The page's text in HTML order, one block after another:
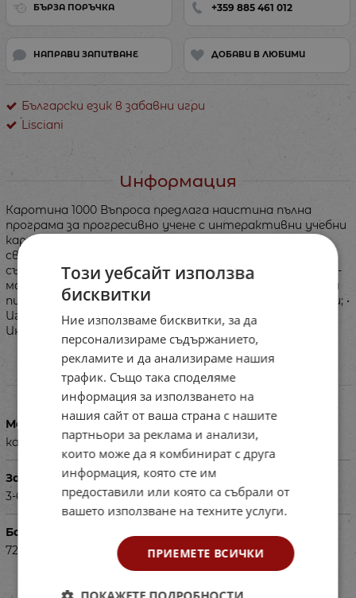
БЪРЗА ПОРЪЧКА +359 885 461 012
НАПРАВИ ЗАПИТВАНЕ ДОБАВИ В ЛЮБИМИ
Български език в забавни игри
Lisciani
Информация
Каротина 1000 Въпроса предлага наистина пълна
програма за прогресивно учене с интерактивни учебни
карти. Когато отговориш правилно, писалката
светва и те награждава с весели възгласи. Кутията
съдържа и забавна игра на „Гъската“, подходяща за по-
малките деца. Комплектът включва: • Интерактивна
писалка Каротина; • 47 учебни карти с 94 активности; •
Игра на „Гъската“; • 4 фигурки; • Спинър със стрелка; •
Инструкции. Батерии: 2 x LR44 (включени).
Характеристики
Материал
картон, пластмаса
За деца на възраст
3-6г.
Баркод (ISBN, UPC, др.)
727349363
Този уебсайт използва
бисквитки
Ние използваме бисквитки, за да
персонализираме съдържанието,
рекламите и да анализираме нашия
трафик. Също така споделяме
информация за използването на
нашия сайт от ваша страна с нашите
партньори за реклама и анализи,
които може да я комбинират с друга
информация, която сте им
предоставили или която са събрали от
вашето използване на техните услуги.
ПРИЕМЕТЕ ВСИЧКИ